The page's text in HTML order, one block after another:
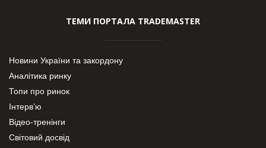
ТЕМИ ПОРТАЛА TRADEMASTER
Новини України та закордону
Аналітика ринку
Топи про ринок
Інтерв’ю
Відео-тренінги
Світовий досвід